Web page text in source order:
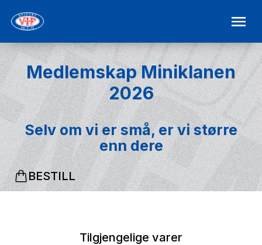
Medlemskap Miniklanen
2026
Selv om vi er små, er vi større
enn dere
BESTILL
Tilgjengelige varer